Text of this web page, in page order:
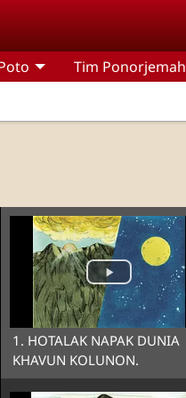
Tim Ponorjemah
1. HOTALAK NAPAK DUNIA
KHAVUN KOLUNON.